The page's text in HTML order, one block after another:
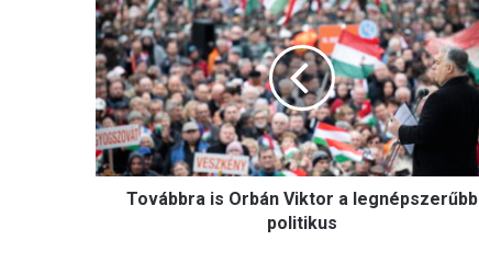
o
v
á
b
b
r
a
i
Továbbra is Orbán Viktor a legnépszerűbb
politikus